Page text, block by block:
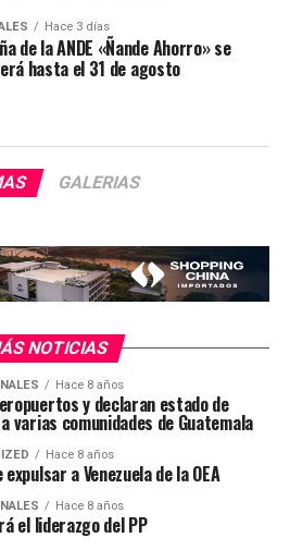
Hace 3 días
de la ANDE «Ñande Ahorro» se
hasta el 31 de agosto
GALERIAS
NOTICIAS
Hace 8 años
y declaran estado de
varias comunidades de Guatemala
Hace 8 años
expulsar a Venezuela de la OEA
Hace 8 años
el liderazgo del PP